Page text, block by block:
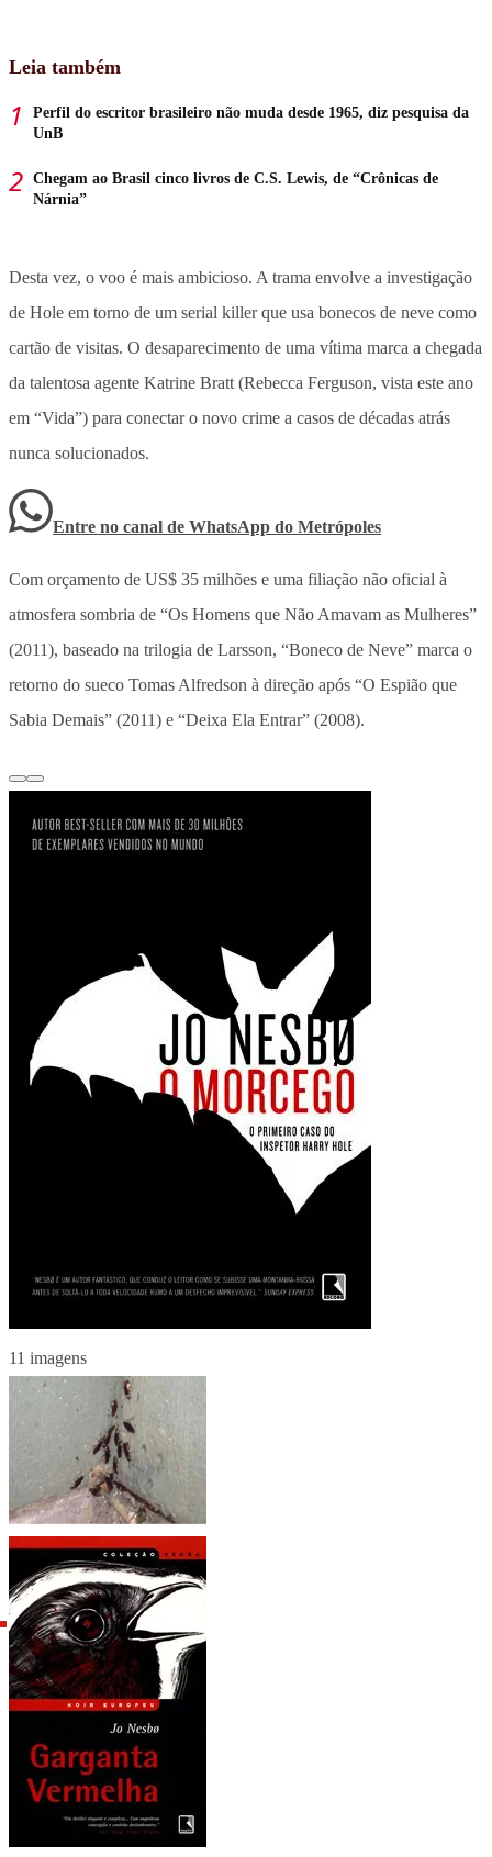
Leia também
Perfil do escritor brasileiro não muda desde 1965, diz pesquisa da
UnB
Chegam ao Brasil cinco livros de C.S. Lewis, de “Crônicas de
Nárnia”
Desta vez, o voo é mais ambicioso. A trama envolve a investigação
de Hole em torno de um serial killer que usa bonecos de neve como
cartão de visitas. O desaparecimento de uma vítima marca a chegada
da talentosa agente Katrine Bratt (Rebecca Ferguson, vista este ano
em “Vida”) para conectar o novo crime a casos de décadas atrás
nunca solucionados.
Entre no canal de WhatsApp do Metrópoles
Com orçamento de US$ 35 milhões e uma filiação não oficial à
atmosfera sombria de “Os Homens que Não Amavam as Mulheres”
(2011), baseado na trilogia de Larsson, “Boneco de Neve” marca o
retorno do sueco Tomas Alfredson à direção após “O Espião que
Sabia Demais” (2011) e “Deixa Ela Entrar” (2008).
11 imagens